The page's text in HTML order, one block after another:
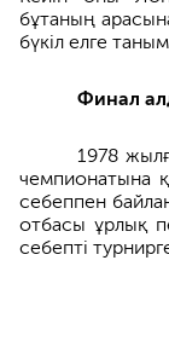
бұтаның
бүкіл елге
Финал
1978
чемпионатына
себеппен
отбасы ұрлық
себепті